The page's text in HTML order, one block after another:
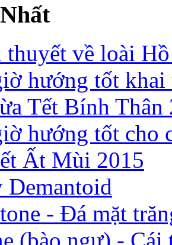
thuyết về loài
hướng tốt
Tết Bính Thân
hướng tốt cho
Ất Mùi 2015
Demantoid
- Đá mặt
(bào ngư) - Cái